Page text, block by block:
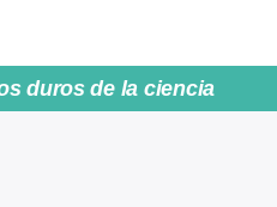
duros de la ciencia